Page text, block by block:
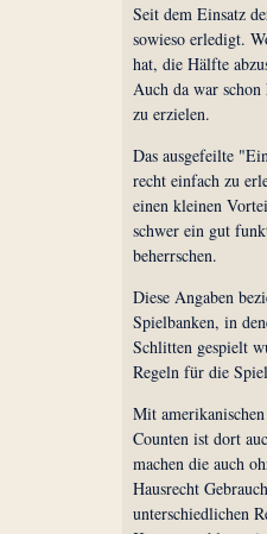
Seit dem Einsatz
sowieso erledigt.
hat, die Hälfte
Auch da war
zu erzielen.
Das ausgefeilte
recht einfach zu
einen kleinen
schwer ein gut
beherrschen.
Diese Angaben
Spielbanken, in
Schlitten gespielt
Regeln für die
Mit
Counten ist dort
machen die auch
Hausrecht
unterschiedlichen